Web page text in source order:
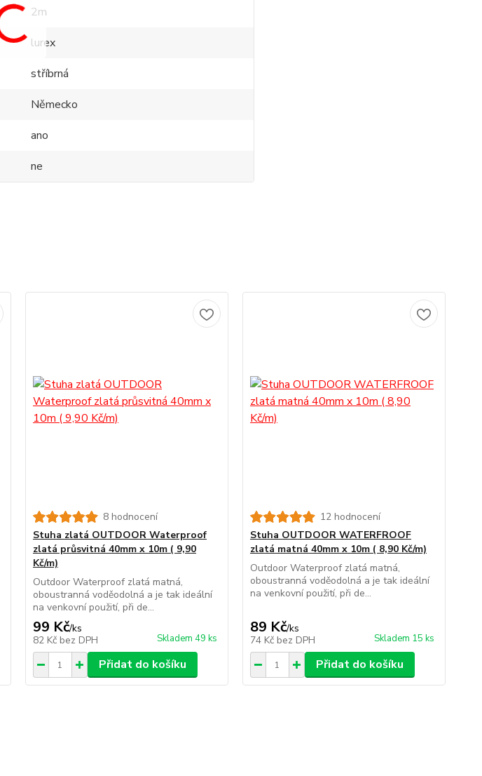
2m
lurex
stříbrná
Německo
ano
ne
8 hodnocení
Stuha zlatá OUTDOOR Waterproof
zlatá průsvitná 40mm x 10m ( 9,90
Kč/m)
Outdoor Waterproof zlatá matná,
oboustranná voděodolná a je tak ideální
na venkovní použití, při de...
99 Kč/ks
82 Kč bez DPH Skladem 49 ks
Přidat do košíku
12 hodnocení
Stuha OUTDOOR WATERFROOF
zlatá matná 40mm x 10m ( 8,90 Kč/m)
Outdoor Waterproof zlatá matná,
oboustranná voděodolná a je tak ideální
na venkovní použití, při de...
89 Kč/ks
74 Kč bez DPH Skladem 15 ks
Přidat do košíku